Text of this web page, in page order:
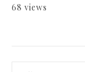
68 views